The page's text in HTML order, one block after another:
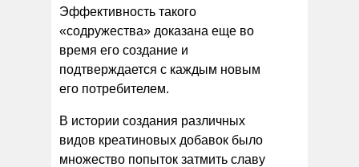
Эффективность такого
«содружества» доказана еще во
время его создание и
подтверждается с каждым новым
его потребителем.
В истории создания различных
видов креатиновых добавок было
множество попыток затмить славу